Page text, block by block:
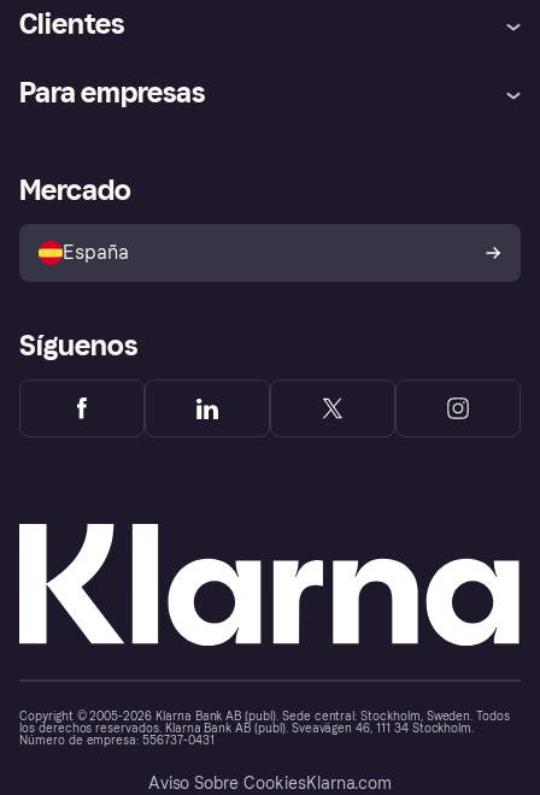
Clientes
Inicio de sesión
Directorio de tiendas
Política de protección al
comprador de Klarna
Reclamaciones
Para empresas
Acceso empresas
Mercado
España
Síguenos
Copyright © 2005-2026 Klarna Bank AB (publ). Sede central: Stockholm, Sweden. Todos
los derechos reservados. Klarna Bank AB (publ). Sveavägen 46, 111 34 Stockholm.
Número de empresa: 556737-0431
Aviso Sobre CookiesKlarna.com